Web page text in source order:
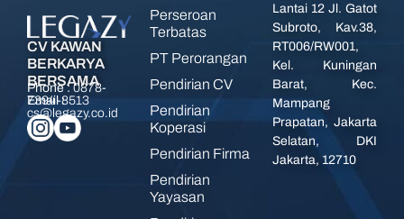
CV KAWAN
BERKARYA
BERSAMA
Phone :0878-
7394-8513
Email :
cs@legazy.co.id
Perseroan
Terbatas
PT Perorangan
Pendirian CV
Pendirian
Koperasi
Pendirian Firma
Pendirian
Yayasan
Lantai 12 Jl. Gatot
Subroto, Kav.38,
RT006/RW001,
Kel. Kuningan
Barat, Kec.
Mampang
Prapatan, Jakarta
Selatan, DKI
Jakarta, 12710